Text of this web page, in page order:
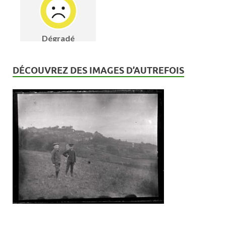
DÉCOUVREZ DES IMAGES D’AUTREFOIS